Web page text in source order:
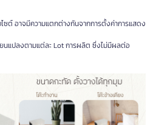
ต์ อาจมีความแตกต่างกันจากการตั้งค่าการแสดง
แปลงตามแต่ละ Lot การผลิต ซึ่งไม่มีผลต่อ